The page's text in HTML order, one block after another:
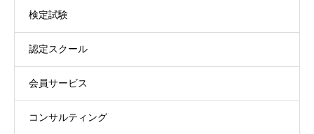
検定試験
認定スクール
会員サービス
コンサルティング